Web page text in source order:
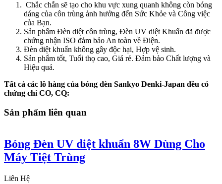
Chắc chắn sẽ tạo cho khu vực xung quanh không còn bóng
dáng của côn trùng ảnh hưởng đến Sức Khỏe và Công việc
của Bạn.
Sản phẩm Đèn diệt côn trùng, Đèn UV diệt Khuẩn đã được
chứng nhận ISO đảm bảo An toàn về Điện.
Đèn diệt khuẩn không gây độc hại, Hợp vệ sinh.
Sản phẩm tốt, Tuổi thọ cao, Giá rẻ. Đảm bảo Chất lượng và
Hiệu quả.
Tất cả các lô hàng của bóng đèn Sankyo Denki-Japan đều có
chứng chỉ CO, CQ:
Sản phẩm liên quan
Bóng Đèn UV diệt khuẩn 8W Dùng Cho
Máy Tiệt Trùng
Liên Hệ